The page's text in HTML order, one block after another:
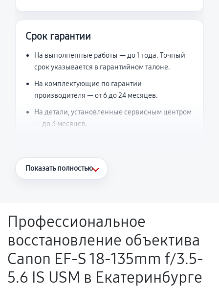
Срок гарантии
На выполненные работы — до 1 года. Точный
срок указывается в гарантийном талоне.
На комплектующие по гарантии
производителя — от 6 до 24 месяцев.
На детали, установленные сервисным центром
— до 3 месяцев.
Что считается гарантийным случаем
Поломка установленной детали при
нормальной эксплуатации в течение
гарантийного срока.
Несоответствие комплектующей заявленным
техническим характеристикам.
Показать полностью
Профессиональное
восстановление объектива
Canon EF-S 18-135mm f/3.5-
5.6 IS USM в Екатеринбурге